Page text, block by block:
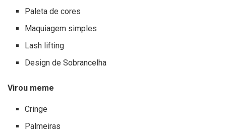
Paleta de cores
Maquiagem simples
Lash lifting
Design de Sobrancelha
Virou meme
Cringe
Palmeiras